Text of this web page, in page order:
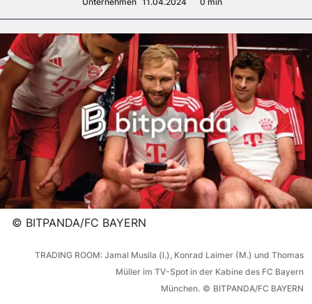
© BITPANDA/FC BAYERN
TRADING ROOM: Jamal Musila (l.), Konrad Laimer (M.) und Thomas
Müller im TV-Spot in der Kabine des FC Bayern
München. © BITPANDA/FC BAYERN